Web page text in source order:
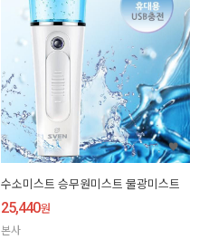
수소미스트 승무원미스트 물광미스트
25,440원
본사